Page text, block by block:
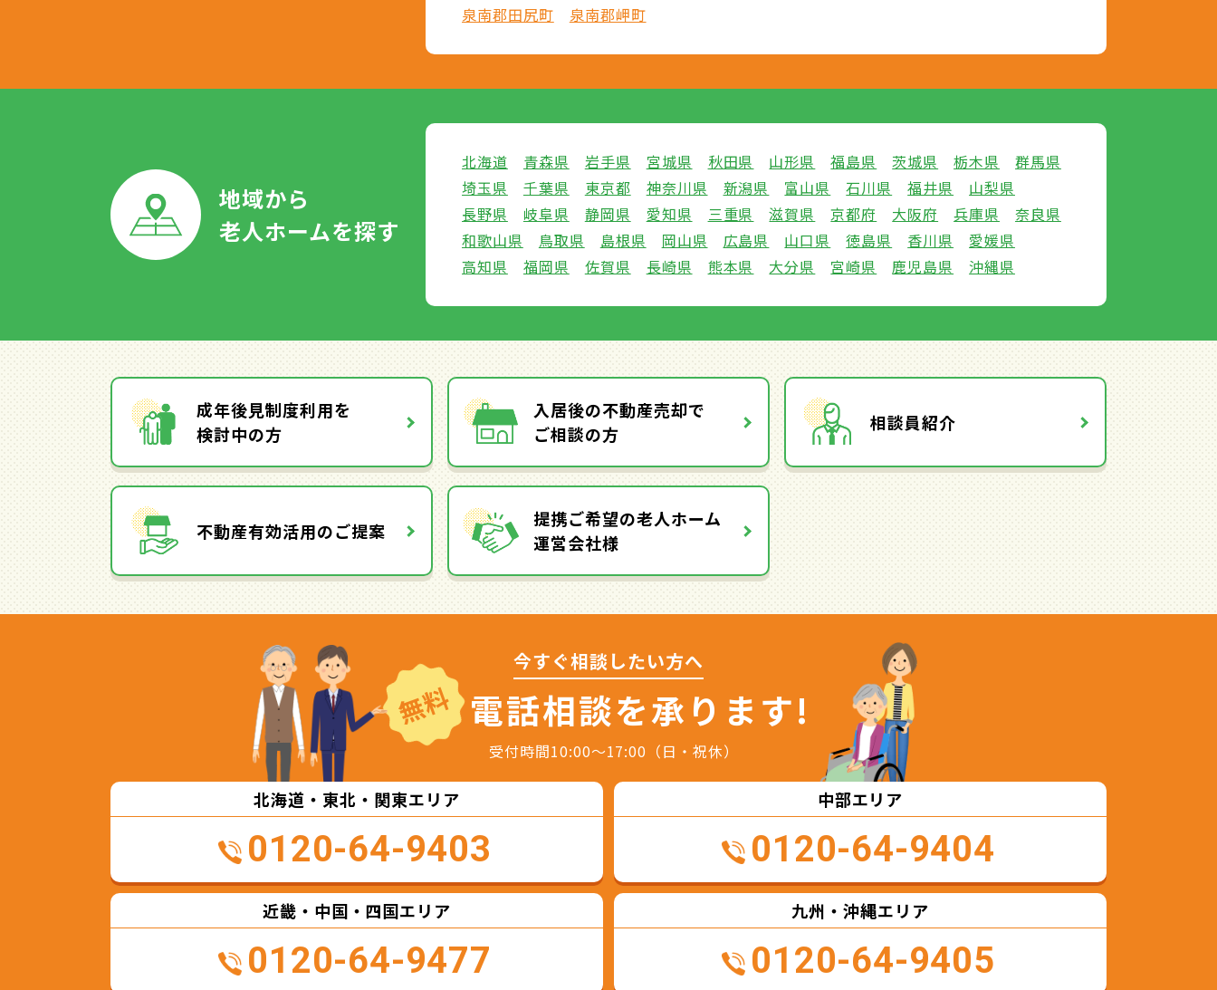
泉南郡田尻町
泉南郡岬町
地域から
老人ホームを探す
北海道 青森県 岩手県 宮城県 秋田県 山形県 福島県 茨城県 栃木県
群馬県
埼玉県
千葉県 東京都 神奈川県 新潟県 富山県 石川県 福井県
山梨県
長野県
岐阜県 静岡県 愛知県 三重県 滋賀県 京都府 大阪府 兵庫県
奈良県
和歌山県
鳥取県 島根県 岡山県 広島県 山口県 徳島県 香川県
愛媛県
高知県
福岡県 佐賀県 長崎県 熊本県 大分県 宮崎県 鹿児島県 沖縄県
成年後見制度利用を
検討中の方
入居後の不動産売却で
ご相談の方
相談員紹介
不動産有効活用のご提案
提携ご希望の老人ホーム
運営会社様
無料
今すぐ相談したい方へ
電話相談を承ります!
受付時間10:00～17:00（日・祝休）
北海道・東北・関東エリア
0120-64-9403
中部エリア
0120-64-9404
近畿・中国・四国エリア
0120-64-9477
九州・沖縄エリア
0120-64-9405